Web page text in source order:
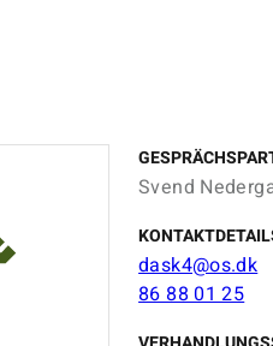
Svend
dask4@os.dk
86 88 01 25